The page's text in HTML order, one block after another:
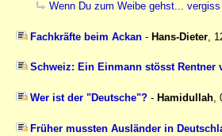
Wenn Du zum Weibe gehst...
Fachkräfte beim Ackan - Hans-Dieter
Schweiz: Ein Einmann stösst Rentner
Wer ist der "Deutsche"? - Hamidullah
Früher mussten Ausländer in